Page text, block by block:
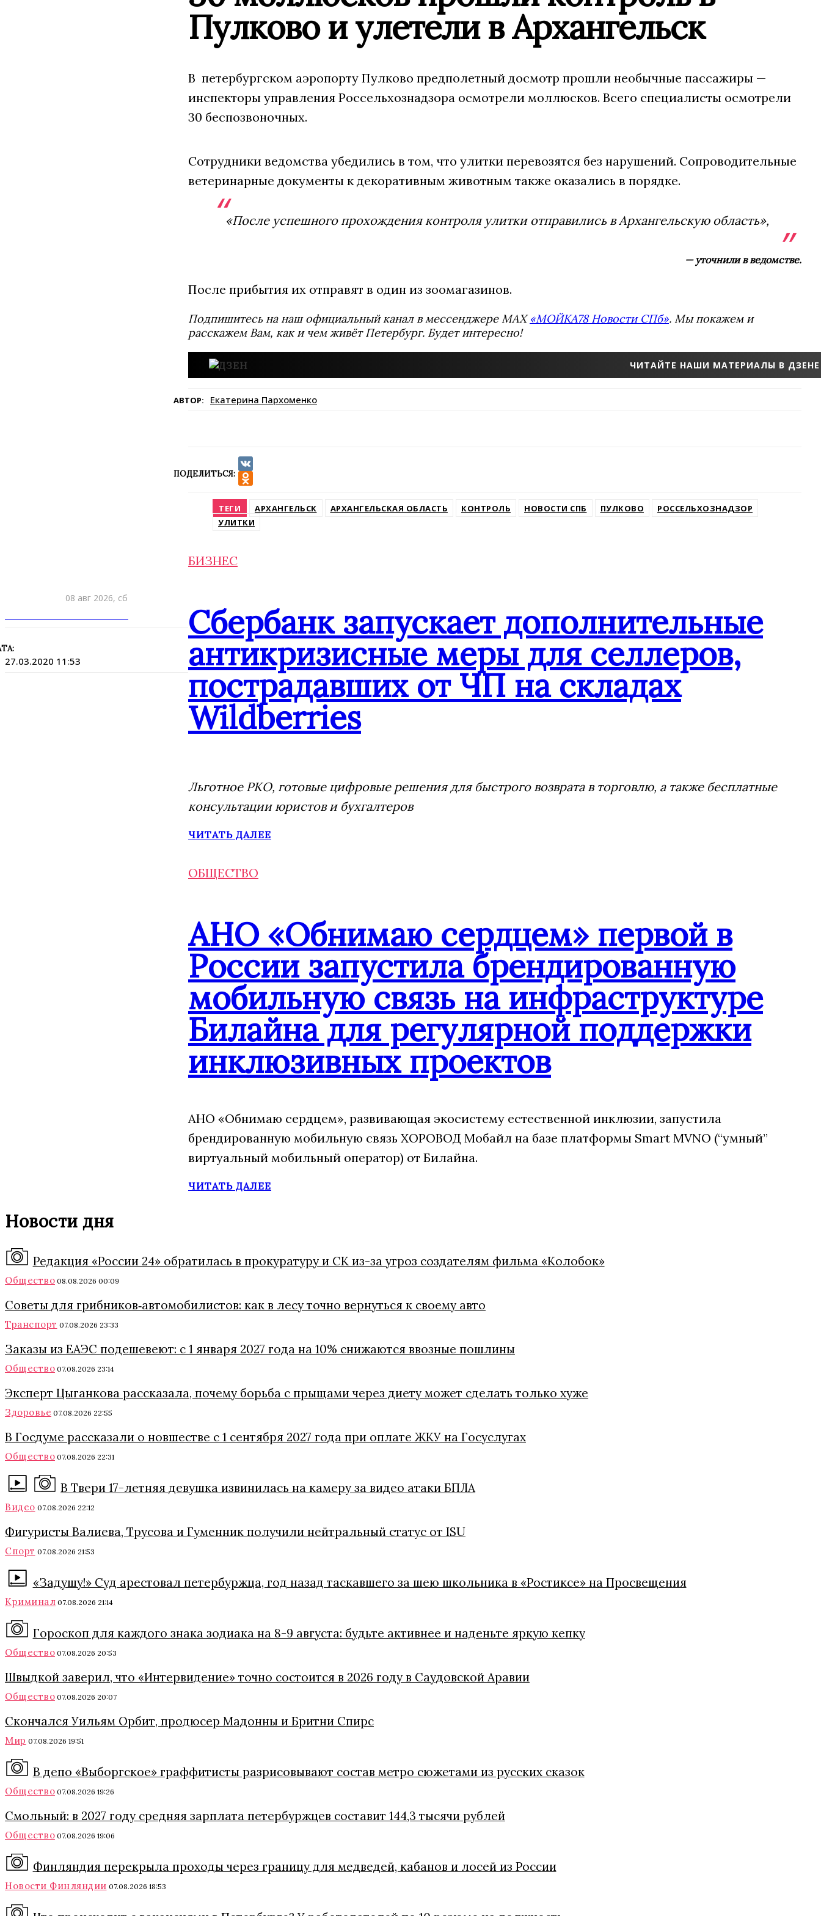
08 авг 2026, сб
27.03.2020 11:53
Пулково и улетели в Архангельск
В петербургском аэропорту Пулково предполетный досмотр прошли необычные пассажиры —
инспекторы управления Россельхознадзора осмотрели моллюсков. Всего специалисты осмотрели
30 беспозвоночных.
Сотрудники ведомства убедились в том, что улитки перевозятся без нарушений. Сопроводительные
ветеринарные документы к декоративным животным также оказались в порядке.
«После успешного прохождения контроля улитки отправились в Архангельскую область»,
— уточнили в ведомстве.
После прибытия их отправят в один из зоомагазинов.
Подпишитесь на наш официальный канал в мессенджере MAX«МОЙКА78 Новости СПб». Мы покажем и
расскажем Вам, как и чем живёт Петербург. Будет интересно!
ЧИТАЙТЕ НАШИ МАТЕРИАЛЫ В ДЗЕНЕ
АВТОР: Екатерина Пархоменко
ПОДЕЛИТЬСЯ:
VK
ТЕГИ АРХАНГЕЛЬСК АРХАНГЕЛЬСКАЯ ОБЛАСТЬ КОНТРОЛЬ НОВОСТИ СПБ ПУЛКОВО
РОССЕЛЬХОЗНАДЗОР
УЛИТКИ
БИЗНЕС
Сбербанк запускает дополнительные
антикризисные меры для селлеров,
пострадавших от ЧП на складах
Wildberries
Льготное РКО, готовые цифровые решения для быстрого возврата в торговлю, а также бесплатные
консультации юристов и бухгалтеров
ЧИТАТЬ ДАЛЕЕ
ОБЩЕСТВО
АНО «Обнимаю сердцем» первой в
России запустила брендированную
мобильную связь на инфраструктуре
Билайна для регулярной поддержки
инклюзивных проектов
АНО «Обнимаю сердцем», развивающая экосистему естественной инклюзии, запустила
брендированную мобильную связь ХОРОВОД Мобайл на базе платформы Smart MVNO (“умный”
виртуальный мобильный оператор) от Билайна.
ЧИТАТЬ ДАЛЕЕ
Новости дня
Редакция «России 24» обратилась в прокуратуру и СК из-за угроз создателям фильма «Колобок»
Общество 08.08.2026 00:09
Советы для грибников‑автомобилистов: как в лесу точно вернуться к своему авто
Транспорт 07.08.2026 23:33
Заказы из ЕАЭС подешевеют: с 1 января 2027 года на 10% снижаются ввозные пошлины
Общество 07.08.2026 23:14
Эксперт Цыганкова рассказала, почему борьба с прыщами через диету может сделать только хуже
Здоровье 07.08.2026 22:55
В Госдуме рассказали о новшестве с 1 сентября 2027 года при оплате ЖКУ на Госуслугах
Общество 07.08.2026 22:31
В Твери 17-летняя девушка извинилась на камеру за видео атаки БПЛА
Видео 07.08.2026 22:12
Фигуристы Валиева, Трусова и Гуменник получили нейтральный статус от ISU
Спорт 07.08.2026 21:53
«Задушу!» Суд арестовал петербуржца, год назад таскавшего за шею школьника в «Ростиксе» на Просвещения
Криминал 07.08.2026 21:14
Гороскоп для каждого знака зодиака на 8-9 августа: будьте активнее и наденьте яркую кепку
Общество 07.08.2026 20:53
Швыдкой заверил, что «Интервидение» точно состоится в 2026 году в Саудовской Аравии
Общество 07.08.2026 20:07
Скончался Уильям Орбит, продюсер Мадонны и Бритни Спирс
Мир 07.08.2026 19:51
В депо «Выборгское» граффитисты разрисовывают состав метро сюжетами из русских сказок
Общество 07.08.2026 19:26
Смольный: в 2027 году средняя зарплата петербуржцев составит 144,3 тысячи рублей
Общество 07.08.2026 19:06
Финляндия перекрыла проходы через границу для медведей, кабанов и лосей из России
Новости Финляндии 07.08.2026 18:53